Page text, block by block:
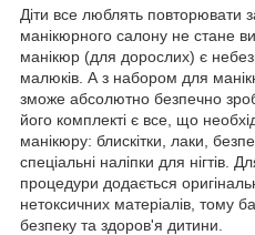
Діти все люблять повторювати
манікюрного салону не стане
манікюр (для дорослих) є
малюків. А з набором для
зможе абсолютно безпечно
його комплекті є все, що
манікюру: блискітки, лаки,
спеціальні наліпки для нігтів.
процедури додається
нетоксичних матеріалів, тому
безпеку та здоров'я дитини.